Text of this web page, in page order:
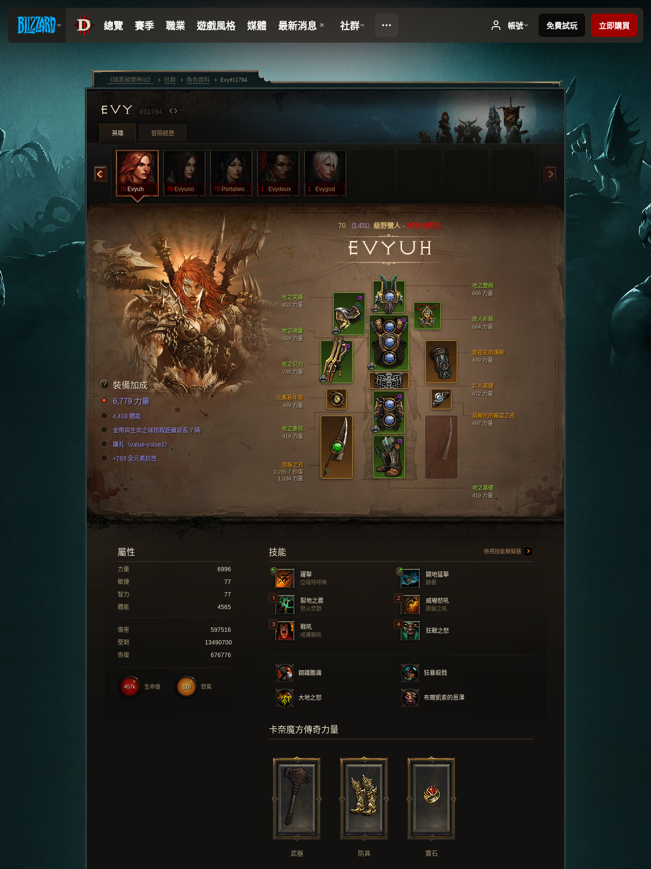
EVY #11794
英雄 冒險經歷
70 Evyqt 70 Evyuh 70 Evyuno 70 Portalwombat 1 Evydeux 1 Evygod
70 （1,431）級野蠻人 - 專家級模式
EVYUH
地之雙眼
666 力量
地之魂靈
469 力量
地之基礎
419 力量
地之引力
748 力量
地之突峰
453 力量
地之重荷
419 力量
莫提克的護腕
449 力量
部族之刃
3,285.7 秒傷
1,034 力量
巨人束腰
472 力量
瑞榭兒的竊盜之戒
497 力量
元素嘉年華
489 力量
旅人祈願
664 力量
裝備加成
6,779 力量
4,418 體能
金幣與生命之球拾取距離延長 7 碼
鑲孔（value-value2）
+783 全元素抗性
技能 檢視技能模擬器
躍擊
亞瑞特呼喚
闢地猛擊
餘震
裂地之震
怒火焚野
威嚇怒吼
踉蹌之吼
戰吼
戒備戰吼
狂戰之怒
鋼鐵膽識 狂暴殺戮
大地之怒 布爾凱索的恩澤
屬性
力量
6996
敏捷
77
智力
77
體能
4565
傷害
597516
堅韌
13490700
恢復
676776
110 怒氣
457k 生命值
卡奈魔方傳奇力量
武器 防具 寶石
《暗黑破壞神III》 社群 角色資料 Evy#11794